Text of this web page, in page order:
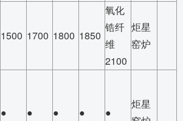
1500 1700 1800 1850
氧化
锆纤
维
2100
炬星
窑炉
● ● ● ● ●
炬星